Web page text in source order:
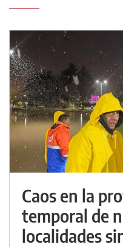
Caos en la
temporal de
localidades